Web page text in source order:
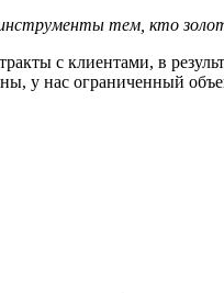
тем, кто
с клиентами, в
у нас ограниченный